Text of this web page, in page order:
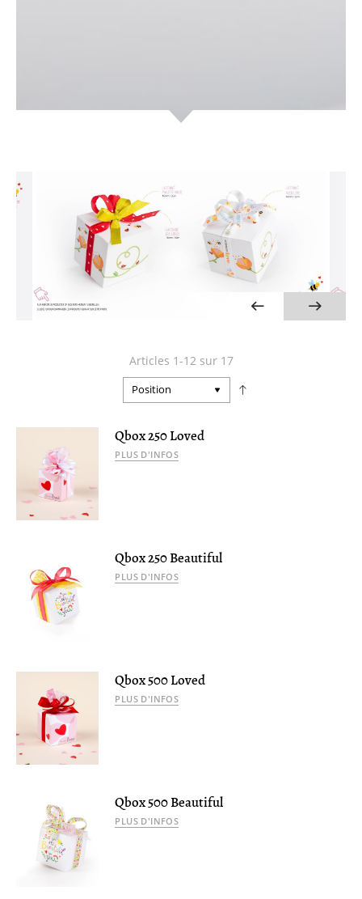
Articles 1-12sur 17
Qbox 250 Loved
PLUS D'INFOS
Qbox 250 Beautiful
PLUS D'INFOS
Qbox 500 Loved
PLUS D'INFOS
Qbox 500 Beautiful
PLUS D'INFOS